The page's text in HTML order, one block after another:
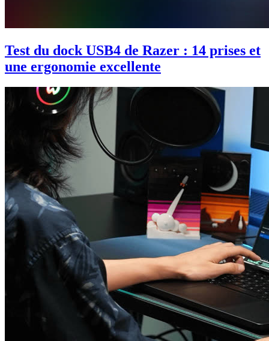
Test du dock USB4 de Razer : 14 prises et
une ergonomie excellente